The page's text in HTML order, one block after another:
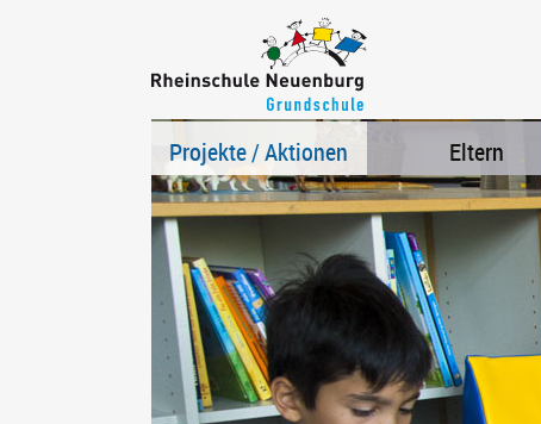
Projekte / Aktionen Eltern